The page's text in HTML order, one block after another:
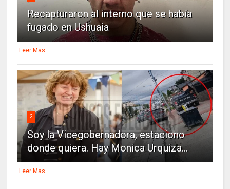
Recapturaron al interno que se había
fugado en Ushuaia
Leer Mas
2
Soy la Vicegobernadora, estaciono
donde quiera. Hay Monica Urquiza...
Leer Mas